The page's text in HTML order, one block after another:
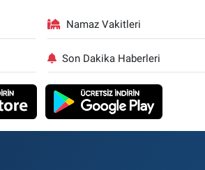
Namaz Vakitleri
Son Dakika Haberleri